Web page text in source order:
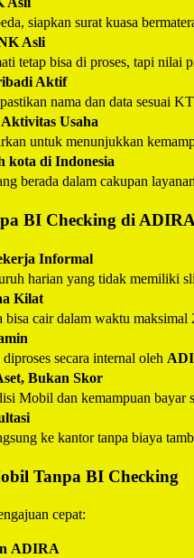
siapkan surat kuasa
Asli
tetap bisa di proses, tapi nilai
Aktif
nama dan data sesuai
Usaha
untuk menunjukkan
kota di Indonesia
berada dalam cakupan
BI Checking di ADIRA
Informal
harian yang tidak memiliki
Kilat
cair dalam waktu maksimal
secara internal oleh
Bukan Skor
Mobil dan kemampuan bayar
ke kantor tanpa biaya
Tanpa BI Checking
cepat:
ADIRA